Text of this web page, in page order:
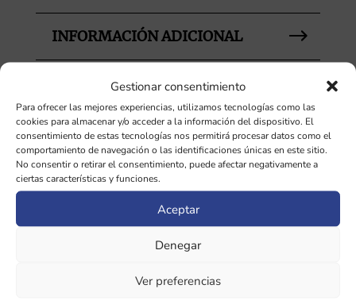
Gestionar consentimiento
Para ofrecer las mejores experiencias, utilizamos tecnologías como las
cookies para almacenar y/o acceder a la información del dispositivo. El
consentimiento de estas tecnologías nos permitirá procesar datos como el
comportamiento de navegación o las identificaciones únicas en este sitio.
No consentir o retirar el consentimiento, puede afectar negativamente a
ciertas características y funciones.
Aceptar
Denegar
Ver preferencias
INFORMACIÓN ADICIONAL
Productos relacionados
¡Oferta!
Jambati 0,9 Cuenco
¡Oferta!